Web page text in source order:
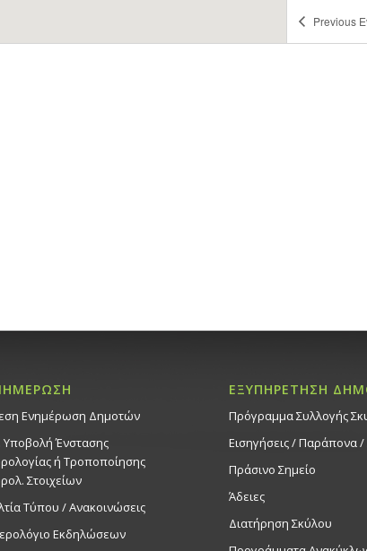
ΝΟΕ
23
Previous
Ενημέρωση Δημοτών
Υποβολή Ένστασης
ή Τροποποίησης
Στοιχείων
Τύπου / Ανακοινώσεις
Εκδηλώσεων
ΕΞΥΠΗΡΕΤΗΣΗ
Πρόγραμμα Συλλογής
Εισηγήσεις / Παράπονα /
Πράσινο Σημείο
Άδειες
Διατήρηση Σκύλου